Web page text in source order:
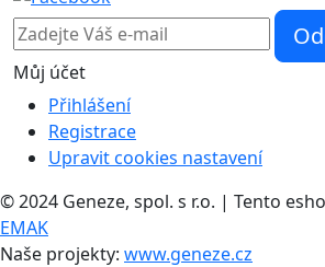
Můj účet
Přihlášení
Registrace
Upravit cookies nastavení
© 2024 Geneze, spol. s r.o. | Tento
EMAK
Naše projekty: www.geneze.cz